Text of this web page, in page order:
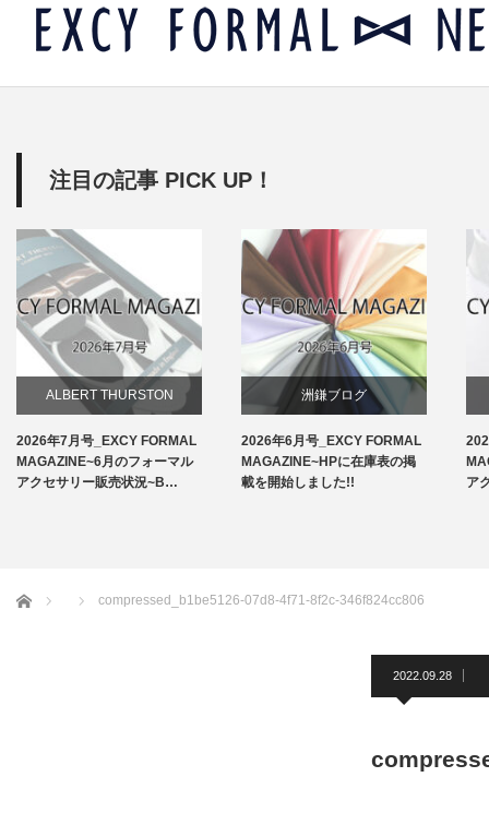
注目の記事 PICK UP！
ALBERT THURSTON
お知らせ
2026年7月号_EXCY FORMAL
MAGAZINE~6月のフォーマル
アクセサリー販売状況~B…
洲鎌ブログ
2026年6月号_EXCY FORMAL
MAGAZINE~HPに在庫表の掲
載を開始しました!!
ア
ホーム compressed_b1be5126-07d8-4f71-8f2c-346f824cc806
2022.09.28